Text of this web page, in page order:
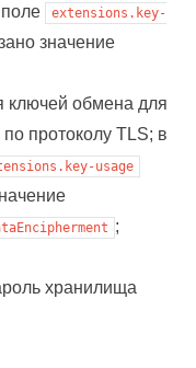
extensions.key-
значение
обмена для
протоколу TLS; в
usage
;
хранилища